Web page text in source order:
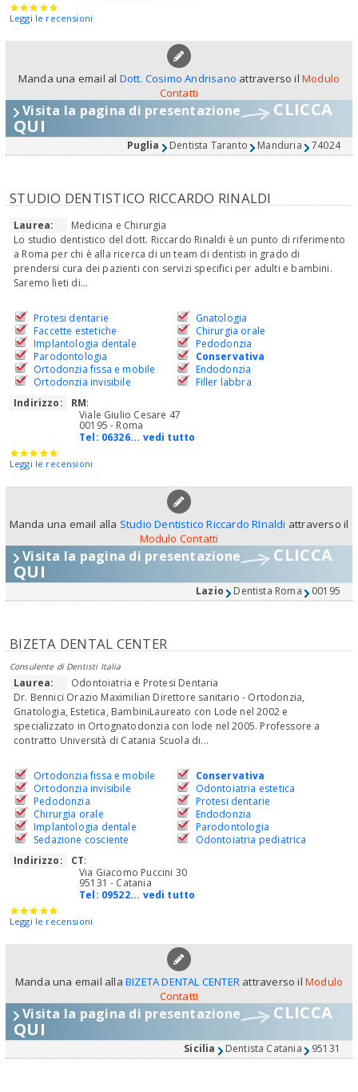
Leggi le recensioni
Manda una email al Dott. Cosimo Andrisano attraverso il Modulo
Contatti
Visita la pagina di presentazione CLICCA
QUI
Puglia Dentista Taranto Manduria 74024
STUDIO DENTISTICO RICCARDO RINALDI
Laurea:
Medicina e Chirurgia
Lo studio dentistico del dott. Riccardo Rinaldi è un punto di riferimento
a Roma per chi è alla ricerca di un team di dentisti in grado di
prendersi cura dei pazienti con servizi specifici per adulti e bambini.
Saremo lieti di...
Protesi dentarie
Faccette estetiche
Implantologia dentale
Parodontologia
Ortodonzia fissa e mobile
Ortodonzia invisibile
Gnatologia
Chirurgia orale
Pedodonzia
Conservativa
Endodonzia
Filler labbra
Indirizzo:
RM:
Viale Giulio Cesare 47
00195 - Roma
Tel: 06326... vedi tutto
Leggi le recensioni
Manda una email alla Studio Dentistico Riccardo RInaldi attraverso il
Modulo Contatti
Visita la pagina di presentazione CLICCA
QUI
Lazio Dentista Roma 00195
BIZETA DENTAL CENTER
Consulente di Dentisti Italia
Laurea:
Odontoiatria e Protesi Dentaria
Dr. Bennici Orazio Maximilian Direttore sanitario - Ortodonzia,
Gnatologia, Estetica, BambiniLaureato con Lode nel 2002 e
specializzato in Ortognatodonzia con lode nel 2005. Professore a
contratto Università di Catania Scuola di...
Ortodonzia fissa e mobile
Ortodonzia invisibile
Pedodonzia
Chirurgia orale
Implantologia dentale
Sedazione cosciente
Conservativa
Odontoiatria estetica
Protesi dentarie
Endodonzia
Parodontologia
Odontoiatria pediatrica
Indirizzo:
CT:
Via Giacomo Puccini 30
95131 - Catania
Tel: 09522... vedi tutto
Leggi le recensioni
Manda una email alla BIZETA DENTAL CENTERattraverso il Modulo
Contatti
Visita la pagina di presentazione CLICCA
QUI
Sicilia Dentista Catania 95131